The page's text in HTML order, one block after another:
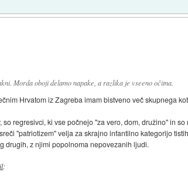
Morda oboji delamo napake, a razlika je vseeno očitna.
Hrvatom iz Zagreba imam bistveno več skupnega
so regresivci, ki vse počnejo "za vero, dom, družino" in
"patriotizem" velja za skrajno infantilno kategorijo
drugih, z njimi popolnoma nepovezanih ljudi.
: